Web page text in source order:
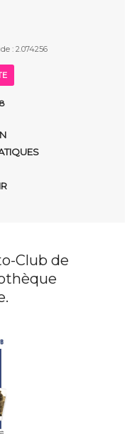
: 2.074256
Club de